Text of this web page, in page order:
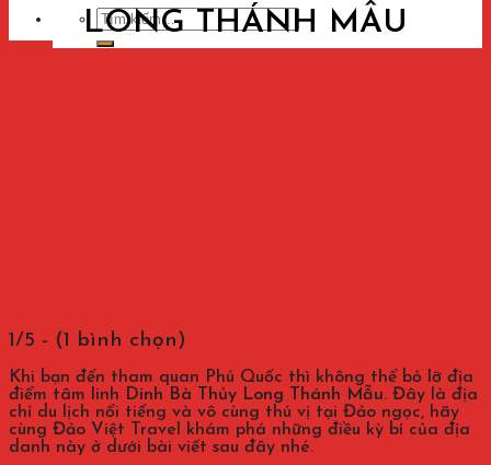
Tìm
kiếm:
LONG THÁNH MẪU
1/5 - (1 bình chọn)
Khi bạn đến tham quan Phú Quốc thì không thể bỏ lỡ địa
điểm tâm linh Dinh Bà Thủy Long Thánh Mẫu. Đây là địa
chỉ du lịch nổi tiếng và vô cùng thú vị tại Đảo ngọc, hãy
cùng Đảo Việt Travel khám phá những điều kỳ bí của địa
danh này ở dưới bài viết sau đây nhé.